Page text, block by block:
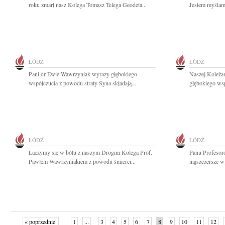
roku zmarł nasz Kolega Tomasz Telega Geodeta...
Jestem
ŁÓDŹ
Pani dr Ewie Wawrzyniak wyrazy głębokiego
współczucia z powodu straty Syna składają...
ŁÓDŹ
Naszej
głębokiego
ŁÓDŹ
Łączymy się w bólu z naszym Drogim Kolegą Prof.
Pawłem Wawrzyniakiem z powodu śmierci...
ŁÓDŹ
Panu
najszczersze
« poprzednie 1 ... 3 4 5 6 7 8 9 10 11 12